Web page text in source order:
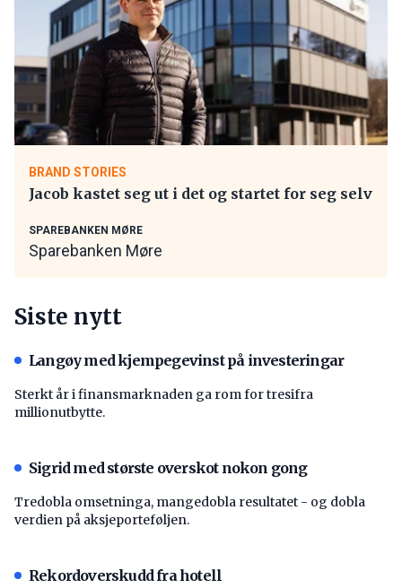
BRAND STORIES
Jacob kastet seg ut i det og startet for seg selv
SPAREBANKEN MØRE
Sparebanken Møre
Siste nytt
Langøy med kjempegevinst på investeringar
Sterkt år i finansmarknaden ga rom for tresifra
millionutbytte.
Sigrid med største overskot nokon gong
Tredobla omsetninga, mangedobla resultatet - og dobla
verdien på aksjeporteføljen.
Rekordoverskudd fra hotell